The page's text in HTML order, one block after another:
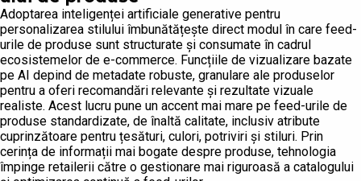
Adoptarea inteligenței artificiale generative pentru
personalizarea stilului îmbunătățește direct modul în care feed-
urile de produse sunt structurate și consumate în cadrul
ecosistemelor de e-commerce. Funcțiile de vizualizare bazate
pe AI depind de metadate robuste, granulare ale produselor
pentru a oferi recomandări relevante și rezultate vizuale
realiste. Acest lucru pune un accent mai mare pe feed-urile de
produse standardizate, de înaltă calitate, inclusiv atribute
cuprinzătoare pentru țesături, culori, potriviri și stiluri. Prin
cerința de informații mai bogate despre produse, tehnologia
împinge retailerii către o gestionare mai riguroasă a catalogului